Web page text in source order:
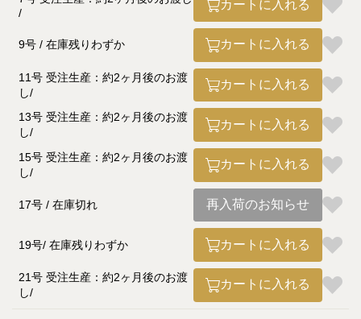
カートに入れる
9号 在庫残りわずか カートに入れる
11号 受注生産：約2ヶ月後のお渡
し
カートに入れる
13号 受注生産：約2ヶ月後のお渡
し
カートに入れる
15号 受注生産：約2ヶ月後のお渡
し
カートに入れる
17号 在庫切れ 再入荷のお知らせ
19号 在庫残りわずか カートに入れる
21号 受注生産：約2ヶ月後のお渡
し
カートに入れる